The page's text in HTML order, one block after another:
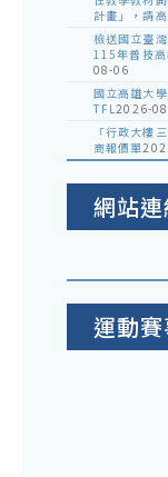
計畫」，請
檢送國立臺
115年普技
08-06
國立高雄大
TFL2026-
「行政大樓
商報價單
網站連
運動